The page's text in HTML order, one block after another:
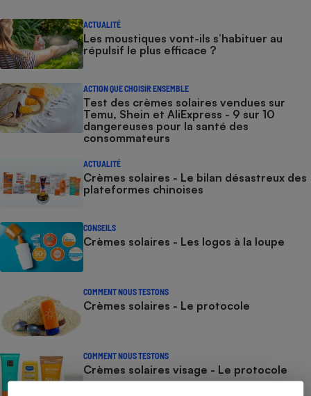
ACTUALITÉ
Les moustiques vont-ils s’habituer au
répulsif le plus efficace ?
ACTION QUE CHOISIR ENSEMBLE
Test des crèmes solaires vendues sur
Temu, Shein et AliExpress - 9 sur 10
dangereuses pour la santé des
consommateurs
ACTUALITÉ
Crèmes solaires - Le bilan désastreux des
plateformes chinoises
CONSEILS
Crèmes solaires - Les logos à la loupe
COMMENT NOUS TESTONS
Crèmes solaires - Le protocole
COMMENT NOUS TESTONS
Crèmes solaires visage - Le protocole